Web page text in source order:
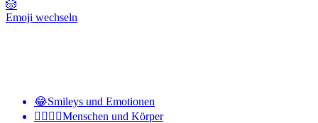
🎲
Emoji wechseln
😂Smileys und Emotionen
👩‍❤️‍💋‍👨Menschen und Körper